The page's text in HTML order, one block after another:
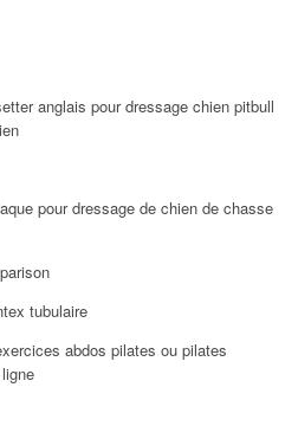
anglais pour dressage chien pitbull
pour dressage de chien de chasse
tubulaire
abdos pilates ou pilates